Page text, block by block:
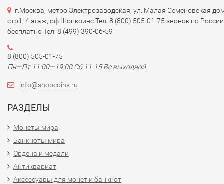
г.Москва, метро Электрозаводская, ул. Малая Семеновская
стр1, 4 этаж, оф.Шопкоинс Тел: 8 (800) 505-01-75 звонок по России
бесплатно Тел: 8 (499) 390-06-59
8 (800) 505-01-75
Пн—Пт 11:00—19:00 Сб 11-15 Вс выходной
info@shopcoins.ru
РАЗДЕЛЫ
Монеты мира
Банкноты мира
Ордена и медали
Антиквариат
Аксессуары для монет и банкнот